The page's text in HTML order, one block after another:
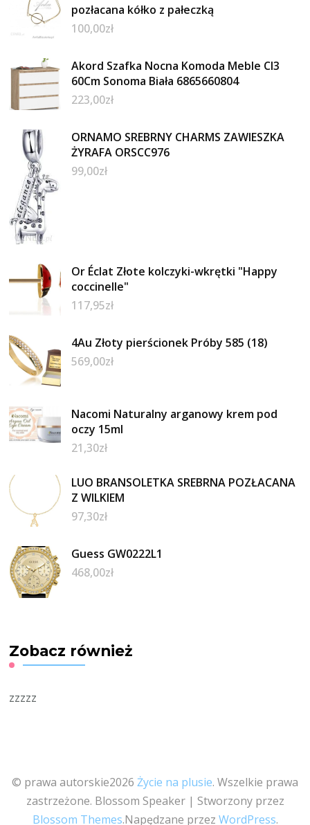
pozłacana kółko z pałeczką
100,00zł
Akord Szafka Nocna Komoda Meble Cl3
60Cm Sonoma Biała 6865660804
223,00zł
ORNAMO SREBRNY CHARMS ZAWIESZKA
ŻYRAFA ORSCC976
99,00zł
Or Éclat Złote kolczyki-wkrętki "Happy
coccinelle"
117,95zł
4Au Złoty pierścionek Próby 585 (18)
569,00zł
Nacomi Naturalny arganowy krem pod
oczy 15ml
21,30zł
LUO BRANSOLETKA SREBRNA POZŁACANA
Z WILKIEM
97,30zł
Guess GW0222L1
468,00zł
Zobacz również
zzzzz
© prawa autorskie2026 Życie na plusie. Wszelkie prawa
zastrzeżone. Blossom Speaker | Stworzony przez
Blossom Themes.Napędzane przez WordPress.